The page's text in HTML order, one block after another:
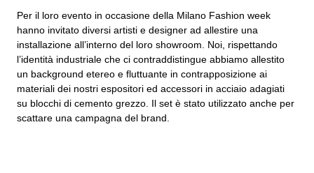
Per il loro evento in occasione della Milano Fashion week
hanno invitato diversi artisti e designer ad allestire una
installazione all’interno del loro showroom. Noi, rispettando
l’identità industriale che ci contraddistingue abbiamo allestito
un background etereo e fluttuante in contrapposizione ai
materiali dei nostri espositori ed accessori in acciaio adagiati
su blocchi di cemento grezzo. Il set è stato utilizzato anche per
scattare una campagna del brand.